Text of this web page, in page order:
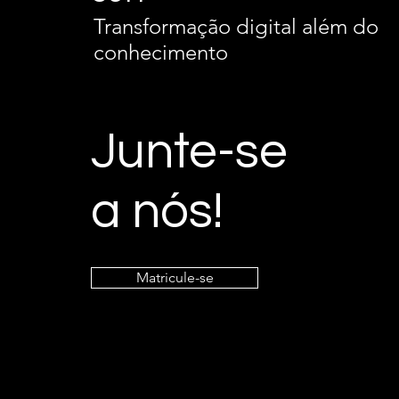
Transformação digital além do
conhecimento
Junte-se
a nós!
Matricule-se